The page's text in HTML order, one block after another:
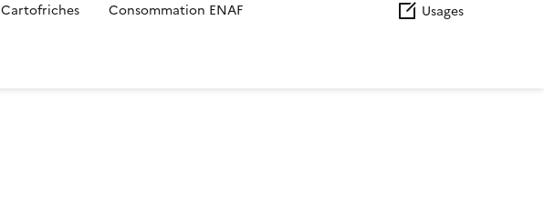
Cartofriches Consommation ENAF Usages